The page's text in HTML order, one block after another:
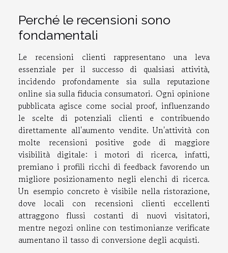
Perché le recensioni sono
fondamentali
Le recensioni clienti rappresentano una leva
essenziale per il successo di qualsiasi attività,
incidendo profondamente sia sulla reputazione
online sia sulla fiducia consumatori. Ogni opinione
pubblicata agisce come social proof, influenzando
le scelte di potenziali clienti e contribuendo
direttamente all'aumento vendite. Un'attività con
molte recensioni positive gode di maggiore
visibilità digitale: i motori di ricerca, infatti,
premiano i profili ricchi di feedback favorendo un
migliore posizionamento negli elenchi di ricerca.
Un esempio concreto è visibile nella ristorazione,
dove locali con recensioni clienti eccellenti
attraggono flussi costanti di nuovi visitatori,
mentre negozi online con testimonianze verificate
aumentano il tasso di conversione degli acquisti.